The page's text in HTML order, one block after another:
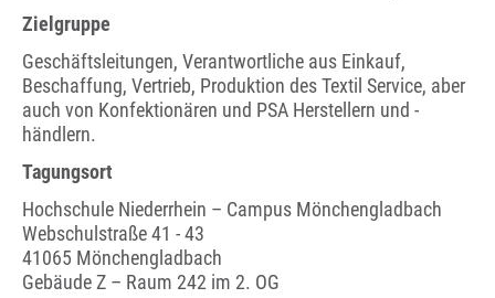
Zielgruppe
Geschäftsleitungen, Verantwortliche aus Einkauf,
Beschaffung, Vertrieb, Produktion des Textil Service, aber
auch von Konfektionären und PSA Herstellern und -
händlern.
Tagungsort
Hochschule Niederrhein – Campus Mönchengladbach
Webschulstraße 41 - 43
41065 Mönchengladbach
Gebäude Z – Raum 242 im 2. OG